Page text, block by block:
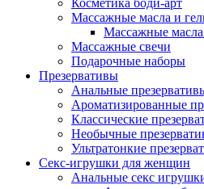
Косметика боди-арт
Массажные масла и
Массажные
Массажные свечи
Подарочные наборы
Презервативы
Анальные
Ароматизированные
Классические
Необычные
Ультратонкие
Секс-игрушки для женщин
Анальные секс